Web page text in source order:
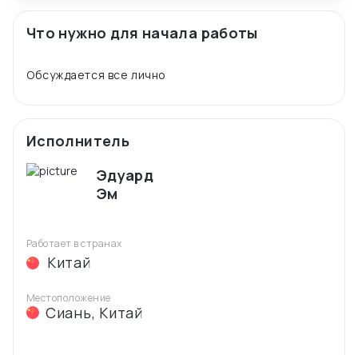
Что нужно для начала работы
Исполнитель
Эдуард
Эм
Работает в странах
Китай
Местоположение
Сиань, Китай